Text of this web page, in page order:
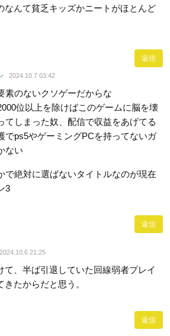
なんて貧乏キッズかニートがほとんど
返信
2024.10.7 03:42
素のないクソゲーだからな
位以上を除けばこのゲームに脳を壊
てしまった奴、配信で収益をあげてる
でps5やゲーミングPCを持ってないガ
ない
で絶対に選ばないタイトルなのが現在
3
返信
2024.10.6 21:25
て、半ば引退していた回線弱者プレイ
たからだと思う。
返信